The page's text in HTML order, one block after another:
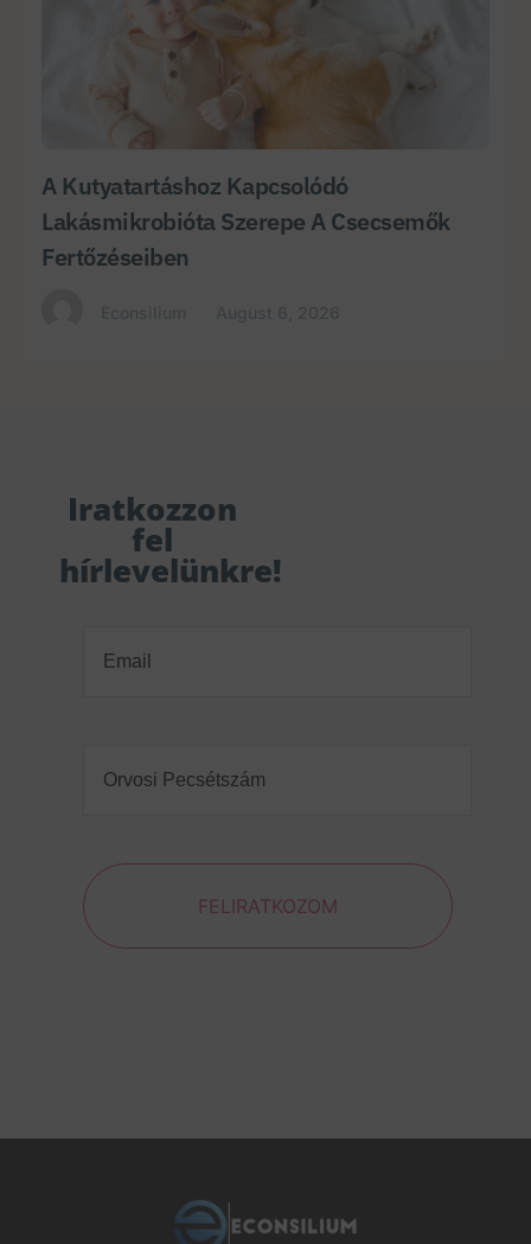
A Kutyatartáshoz Kapcsolódó
Lakásmikrobióta Szerepe A Csecsemők
Fertőzéseiben
Iratkozzon
fel
hírlevelünkre!
Pecsétszám(Required)
FELIRATKOZOM